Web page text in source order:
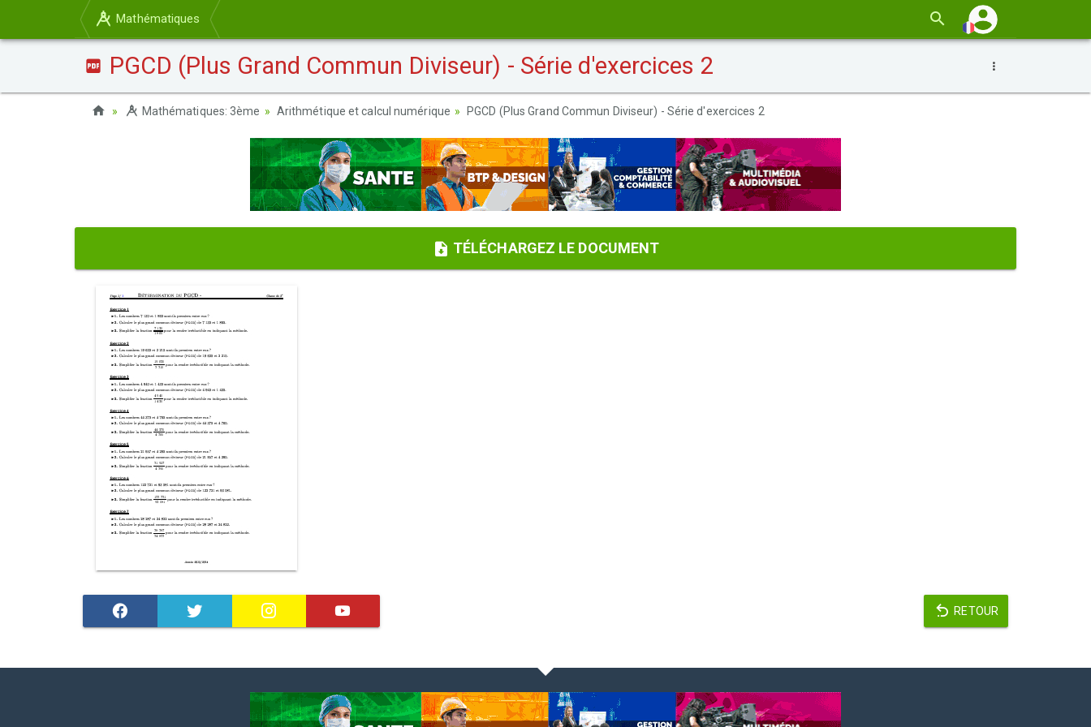
Mathématiques
PGCD (Plus Grand Commun Diviseur) - Série d'exercices 2
Mathématiques: 3ème Arithmétique et calcul numérique PGCD (Plus Grand Commun Diviseur) - Série d'exercices 2
TÉLÉCHARGEZ LE DOCUMENT
RETOUR